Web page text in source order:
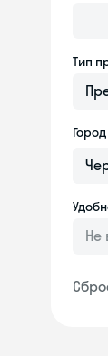
Тип
Город
Не